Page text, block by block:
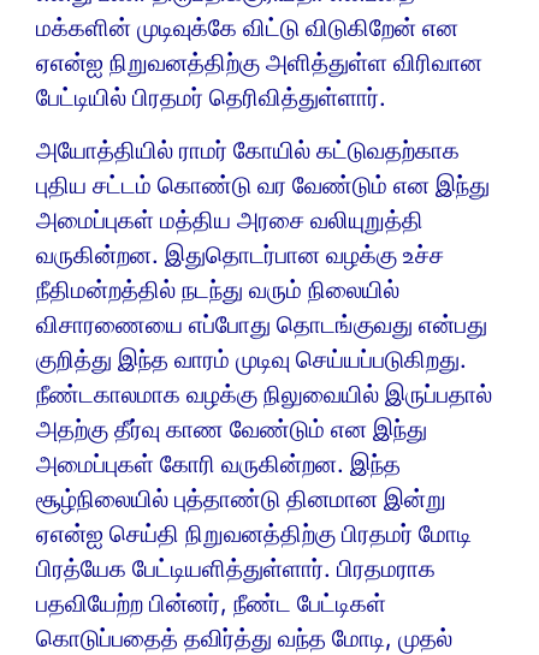
மக்களின் முடிவுக்கே விட்டு விடுகிறேன் என
ஏஎன்ஐ நிறுவனத்திற்கு அளித்துள்ள விரிவான
பேட்டியில் பிரதமர் தெரிவித்துள்ளார்.
அயோத்தியில் ராமர் கோயில் கட்டுவதற்காக
புதிய சட்டம் கொண்டு வர வேண்டும் என இந்து
அமைப்புகள் மத்திய அரசை வலியுறுத்தி
வருகின்றன. இதுதொடர்பான வழக்கு உச்ச
நீதிமன்றத்தில் நடந்து வரும் நிலையில்
விசாரணையை எப்போது தொடங்குவது என்பது
குறித்து இந்த வாரம் முடிவு செய்யப்படுகிறது.
நீண்டகாலமாக வழக்கு நிலுவையில் இருப்பதால்
அதற்கு தீர்வு காண வேண்டும் என இந்து
அமைப்புகள் கோரி வருகின்றன. இந்த
சூழ்நிலையில் புத்தாண்டு தினமான இன்று
ஏஎன்ஐ செய்தி நிறுவனத்திற்கு பிரதமர் மோடி
பிரத்யேக பேட்டியளித்துள்ளார். பிரதமராக
பதவியேற்ற பின்னர், நீண்ட பேட்டிகள்
கொடுப்பதைத் தவிர்த்து வந்த மோடி, முதல்